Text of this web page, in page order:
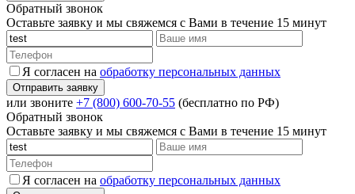
Обратный звонок
Оставьте заявку и мы свяжемся с Вами в течение 15 минут
Я согласен на обработку персональных данных
или звоните +7 (800) 600-70-55 (бесплатно по РФ)
Обратный звонок
Оставьте заявку и мы свяжемся с Вами в течение 15 минут
Я согласен на обработку персональных данных